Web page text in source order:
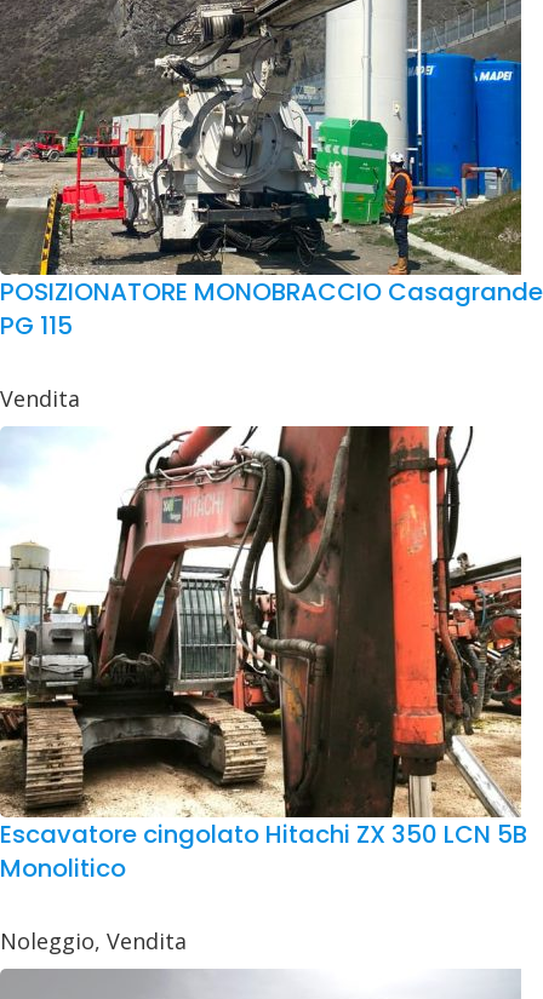
POSIZIONATORE MONOBRACCIO Casagrande
PG 115
Vendita
Escavatore cingolato Hitachi ZX 350 LCN 5B
Monolitico
Noleggio, Vendita